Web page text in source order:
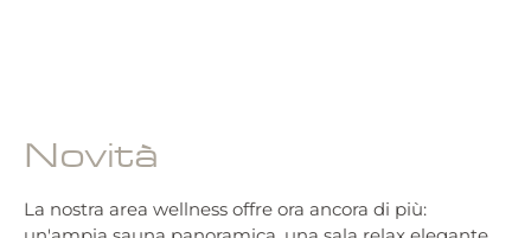
Novità
La nostra area wellness offre ora ancora di più: